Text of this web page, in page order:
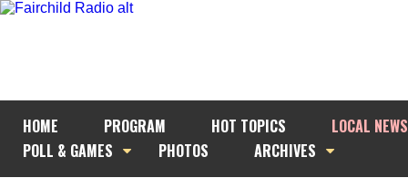
HOME PROGRAM HOT TOPICS
LOCAL NEWS
POLL & GAMES
PHOTOS ARCHIVES